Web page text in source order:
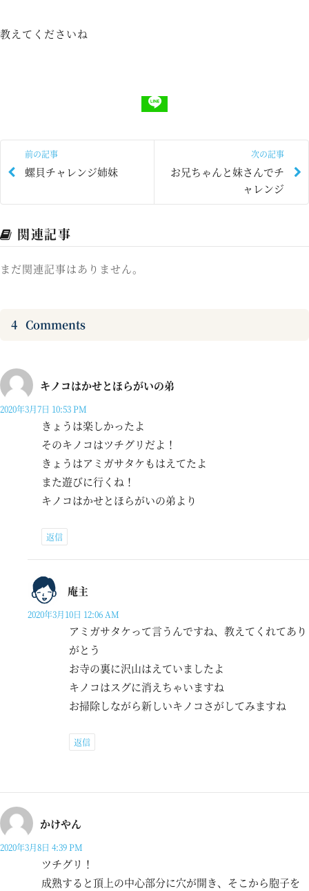
教えてくださいね
前の記事
螺貝チャレンジ姉妹
次の記事
お兄ちゃんと妹さんでチ
ャレンジ
関連記事
まだ関連記事はありません。
4 Comments
キノコはかせとほらがいの弟
2020年3月7日 10:53 PM
きょうは楽しかったよ
そのキノコはツチグリだよ！
きょうはアミガサタケもはえてたよ
また遊びに行くね！
キノコはかせとほらがいの弟より
返信
庵主
2020年3月10日 12:06 AM
アミガサタケって言うんですね、教えてくれてあり
がとう
お寺の裏に沢山はえていましたよ
キノコはスグに消えちゃいますね
お掃除しながら新しいキノコさがしてみますね
返信
かけやん
2020年3月8日 4:39 PM
ツチグリ！
成熟すると頂上の中心部分に穴が開き、そこから胞子を